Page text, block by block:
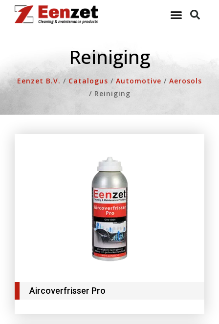
naar
Reiniging
Eenzet B.V. / Catalogus /Automotive / Aerosols
/ Reiniging
Aircoverfrisser Pro